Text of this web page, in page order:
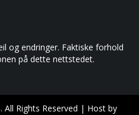
og endringer. Faktiske forhold
på dette nettstedet.
All Rights Reserved | Host by